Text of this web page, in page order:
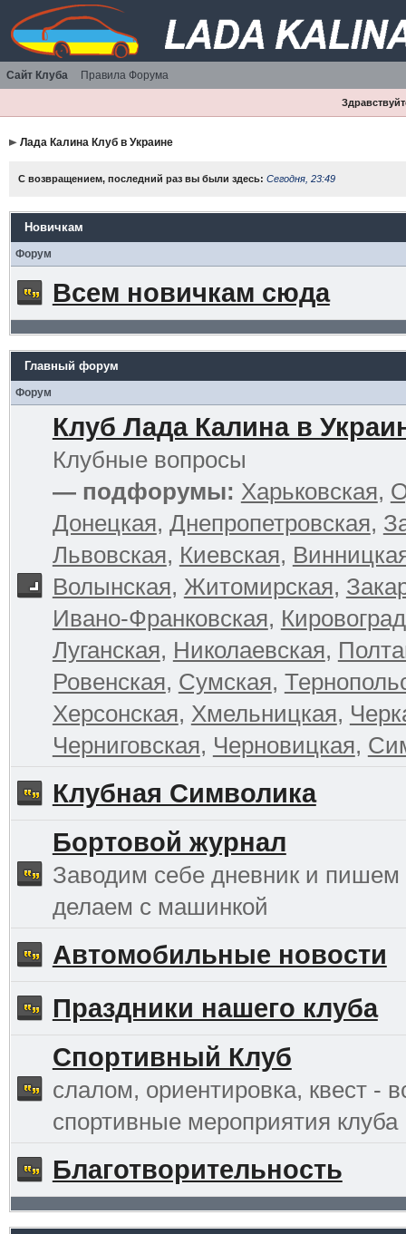
Сайт Клуба Правила Форума
Лада Калина Клуб в Украине
С возвращением, последний раз вы были здесь: Сегодня, 23:49
Новичкам
Форум
Всем новичкам сюда
Главный форум
Форум
Клуб Лада Калина в
Клубные вопросы
— подфорумы: Харьковская,
Донецкая, Днепропетровская,
Львовская, Киевская,
Волынская, Житомирская,
Ивано-Франковская,
Луганская, Николаевская,
Ровенская, Сумская,
Херсонская, Хмельницкая,
Черниговская, Черновицкая,
Клубная Символика
Бортовой журнал
Заводим себе дневник и пишем
делаем с машинкой
Автомобильные новости
Праздники нашего клуба
Спортивный Клуб
слалом, ориентировка, квест -
спортивные мероприятия клуба
Благотворительность